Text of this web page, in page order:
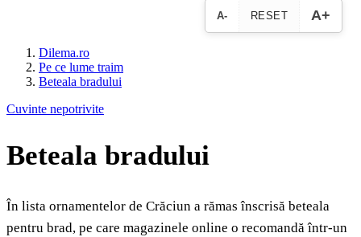
A- RESET A+
Dilema.ro
Pe ce lume traim
Beteala bradului
Cuvinte nepotrivite
Beteala bradului
În lista ornamentelor de Crăciun a rămas înscrisă beteala
pentru brad, pe care magazinele online o recomandă într-un